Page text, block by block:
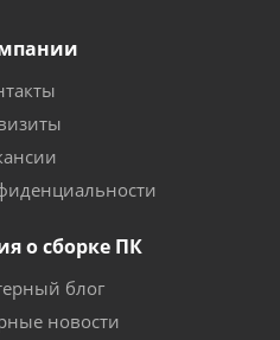
о сборке ПК
блог
новости